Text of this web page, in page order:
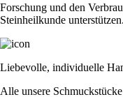
Forschung und den
Steinheilkunde unterstützen.
Liebevolle, individuelle
Alle unsere